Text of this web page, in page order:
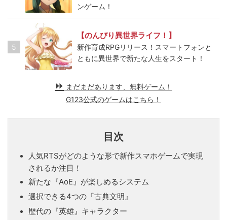
ンゲーム！
5
【のんびり異世界ライフ！】
新作育成RPGリリース！スマートフォンと
ともに異世界で新たな人生をスタート！
まだまだあります、無料ゲーム！
G123公式のゲームはこちら！
目次
人気RTSがどのような形で新作スマホゲームで実現
されるか注目！
新たな『AoE』が楽しめるシステム
選択できる4つの『古典文明』
歴代の『英雄』キャラクター